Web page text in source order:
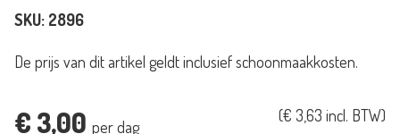
SKU: 2896
De prijs van dit artikel geldt inclusief schoonmaakkosten.
€ 3,00 per dag
(€ 3,63 incl. BTW)